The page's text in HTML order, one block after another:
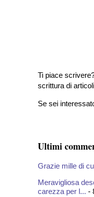
Ti piace
scrittura di
Se sei
Ultimi
Grazie mille di
Meravigliosa
carezza per l... -